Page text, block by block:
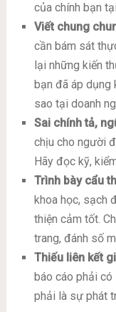
của chính bạn
Viết chung
cần bám sát
lại những kiến
bạn đã áp dụng
sao tại doanh
Sai chính tả,
chịu cho người
Hãy đọc kỹ,
Trình bày cẩu
khoa học, sạch
thiện cảm tốt.
trang, đánh số
Thiếu liên kết
báo cáo phải
phải là sự phát